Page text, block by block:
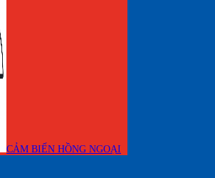
CẢM BIẾN HỒNG NGOẠI